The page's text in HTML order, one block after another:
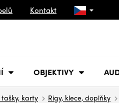
Kontakt
OBJEKTIVY
tašky, karty Rigy, klece, doplňky